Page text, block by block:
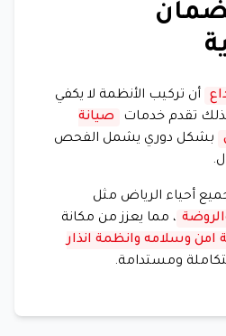
أن تركيب الأنظمة لا يكفي
تقدم خدمات
صيانة
بشكل دوري يشمل الفحص
أحياء الرياض مثل
، مما يعزز من مكانة
وسلامه وانظمة انذار
ومستدامة.